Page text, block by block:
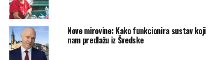
Nove mirovine: Kako funkcionira sustav koji
nam predlažu iz Švedske